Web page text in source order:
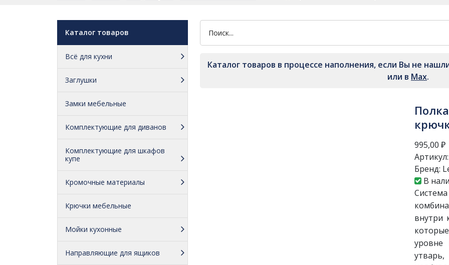
Каталог товаров
Всё для кухни
Заглушки
Замки мебельные
Комплектующие для диванов
Комплектующие для шкафов
купе
Кромочные материалы
Крючки мебельные
Мойки кухонные
Направляющие для ящиков
Каталог товаров в процессе наполнения, если Вы не
или в Мах.
995,00 ₽
Артикул:
Бренд:
В
внутри
уровне